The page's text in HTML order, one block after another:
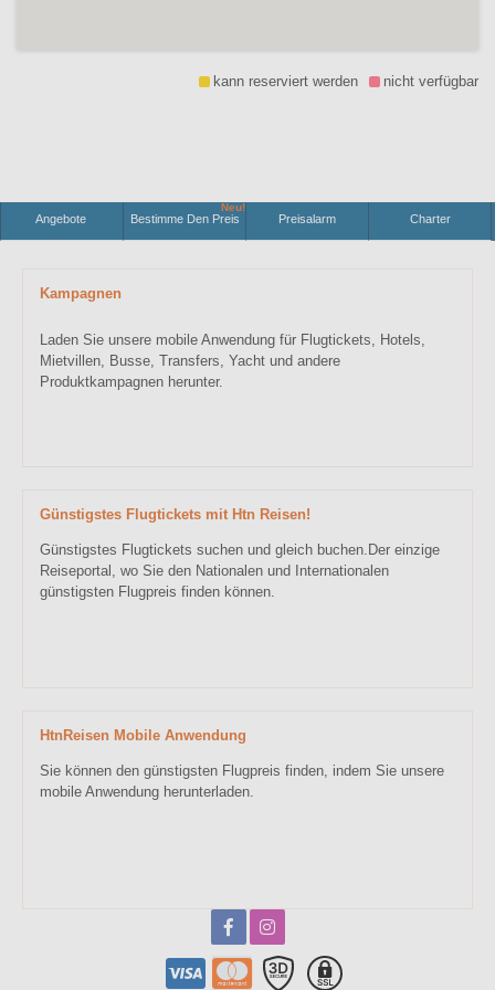
kann reserviert werden nicht verfügbar
Angebote Bestimme Den Preis
Neu!
Preisalarm Charter
Kampagnen
Laden Sie unsere mobile Anwendung für Flugtickets, Hotels,
Mietvillen, Busse, Transfers, Yacht und andere
Produktkampagnen herunter.
Günstigstes Flugtickets mit Htn Reisen!
Günstigstes Flugtickets suchen und gleich buchen.Der einzige
Reiseportal, wo Sie den Nationalen und Internationalen
günstigsten Flugpreis finden können.
HtnReisen Mobile Anwendung
Sie können den günstigsten Flugpreis finden, indem Sie unsere
mobile Anwendung herunterladen.